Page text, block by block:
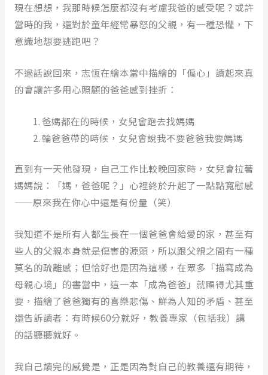
現在想想，我那時候怎麼都沒有考慮我爸的感受呢？或許
當時的我，還對於童年經常暴怒的父親，有一種恐懼，下
意識地想要逃跑吧？
不過話說回來，志恆在繪本當中描繪的「偏心」讀起來真
的會讓許多用心照顧的爸爸感到挫折：
爸媽都在的時候，女兒會跑去找媽媽
輪爸爸帶的時候，女兒會說我不要爸爸我要媽媽
直到有一天他發現，自己工作比較晚回家時，女兒會拉著
媽媽說：「媽，爸爸呢？」心裡終於升起了一點點寬慰感
——原來我在你心中還是有份量（笑）
我知道不是所有人都生長在一個爸爸會給愛的家，甚至有
些人的父親本身就是傷害的源頭，所以跟父親之間有一種
莫名的疏離感；但恰好也是因為這樣，在眾多「描寫成為
母親心境」的書當中，這一本「成為爸爸」就顯得尤其重
要，描繪了爸爸獨有的喜樂悲傷、鮮為人知的矛盾、甚至
還告訴讀者：有時候60分就好，教養專家（包括我）講
的話聽聽就好。
我自己讀完的感覺是，正是因為對自己的教養還有期待，